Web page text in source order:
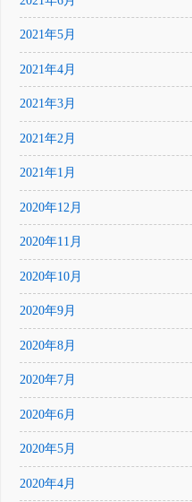
2021年5月
2021年4月
2021年3月
2021年2月
2021年1月
2020年12月
2020年11月
2020年10月
2020年9月
2020年8月
2020年7月
2020年6月
2020年5月
2020年4月